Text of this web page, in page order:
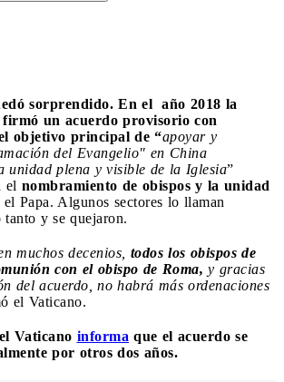
sorprendido. En el año 2018 la
firmó un acuerdo provisorio con
objetivo principal de “apoyar y
del Evangelio" en China
unidad plena y visible de la Iglesia”
el nombramiento de obispos y la unidad
Papa. Algunos sectores lo llaman
y se quejaron.
muchos decenios, todos los obispos de
con el obispo de Roma, y gracias
del acuerdo, no habrá más ordenaciones
el Vaticano.
Vaticano informa que el acuerdo se
por otros dos años.